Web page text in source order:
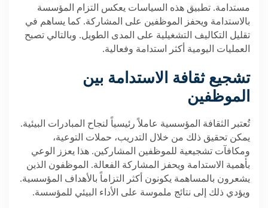
مستدامة. تطبيق هذه السياسات يعكس التزام المؤسسة
بالاستدامة ويحفز الموظفين على المشاركة. كما يساهم في
تقليل التكاليف التشغيلية على المدى الطويل. وبالتالي تصبح
العمليات اليومية أكثر استدامة وفعالية.
تشجيع ثقافة الاستدامة بين
الموظفين
تُعتبر الثقافة المؤسسية عاملاً رئيسياً لنجاح المبادرات البيئية.
يمكن تحقيق ذلك من خلال التدريب، حملات التوعية،
ومكافآت تشجيعية للموظفين المشاركين. هذا يعزز الوعي
بأهمية الاستدامة ويحفز المشاركة الفعالة. الموظفون الذين
يشعرون بالمساهمة يكونون أكثر التزاماً بالأهداف المؤسسية.
ويؤدي ذلك إلى نتائج ملموسة على الأداء البيئي للمؤسسة.